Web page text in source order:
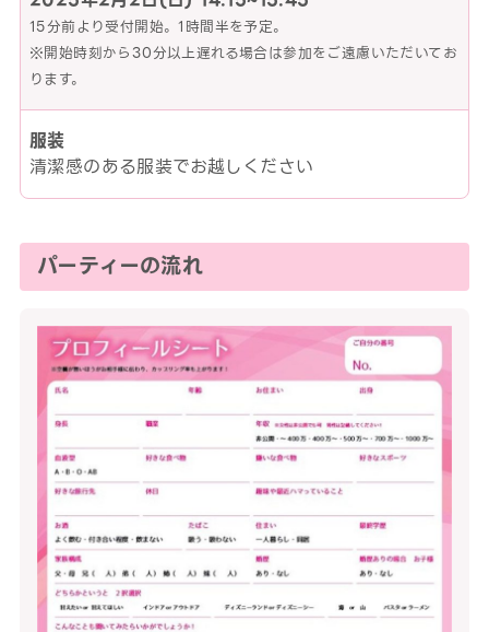
15分前より受付開始。1時間半を予定。
※開始時刻から30分以上遅れる場合は参加をご遠慮いただいてお
ります。
服装
清潔感のある服装でお越しください
パーティーの流れ